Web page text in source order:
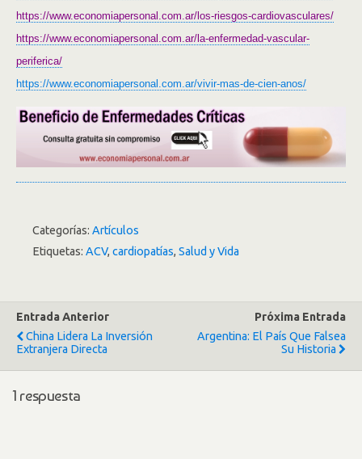
https://www.economiapersonal.com.ar/los-riesgos-cardiovasculares/
https://www.economiapersonal.com.ar/la-enfermedad-vascular-
periferica/
https://www.economiapersonal.com.ar/vivir-mas-de-cien-anos/
Categorías: Artículos
Etiquetas: ACV, cardiopatías, Salud y Vida
Entrada Anterior
China Lidera La Inversión
Extranjera Directa
Próxima Entrada
Argentina: El País Que Falsea
Su Historia
1 respuesta